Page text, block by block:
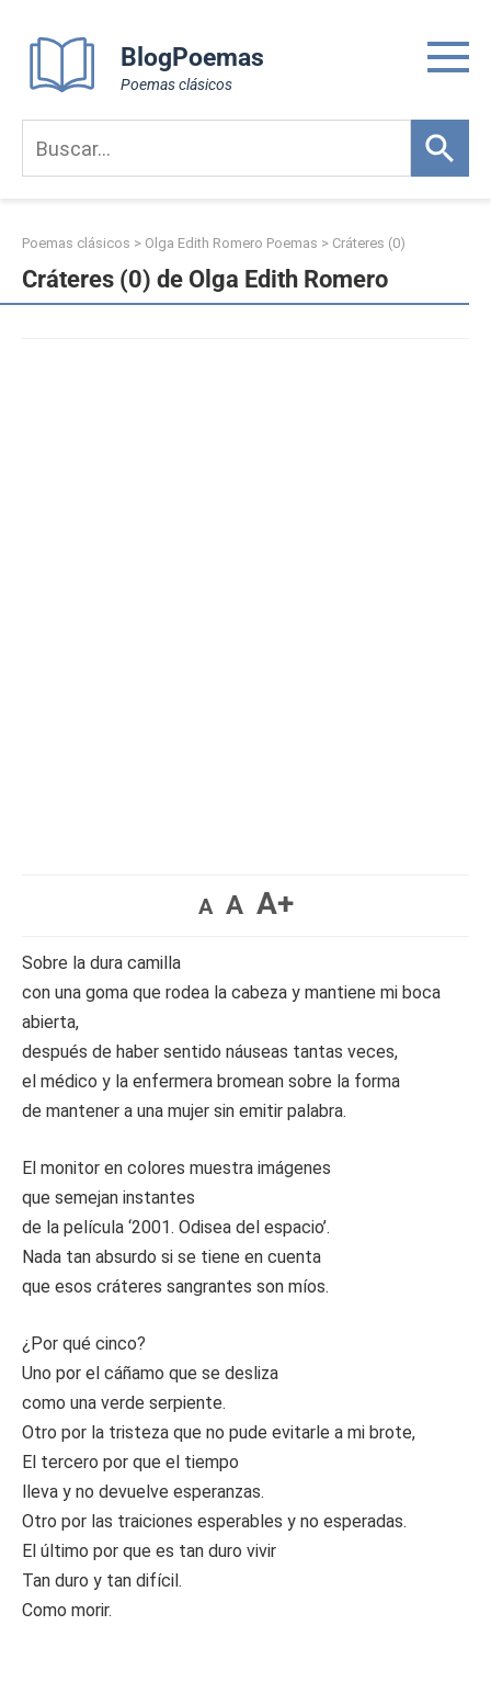
content
BlogPoemas
Poemas clásicos
Poemas clásicos > Olga Edith Romero Poemas > Cráteres (0)
Cráteres (0) de Olga Edith Romero
A A A+
Sobre la dura camilla
con una goma que rodea la cabeza y mantiene mi boca
abierta,
después de haber sentido náuseas tantas veces,
el médico y la enfermera bromean sobre la forma
de mantener a una mujer sin emitir palabra.
El monitor en colores muestra imágenes
que semejan instantes
de la película ‘2001. Odisea del espacio’.
Nada tan absurdo si se tiene en cuenta
que esos cráteres sangrantes son míos.
¿Por qué cinco?
Uno por el cáñamo que se desliza
como una verde serpiente.
Otro por la tristeza que no pude evitarle a mi brote,
El tercero por que el tiempo
lleva y no devuelve esperanzas.
Otro por las traiciones esperables y no esperadas.
El último por que es tan duro vivir
Tan duro y tan difícil.
Como morir.